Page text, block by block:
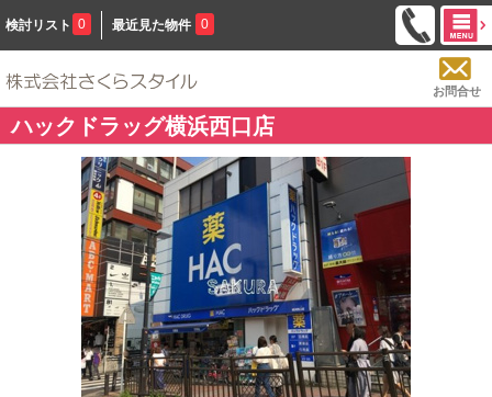
検討リスト 0 最近見た物件 0
お問合せ
ハックドラッグ横浜西口店